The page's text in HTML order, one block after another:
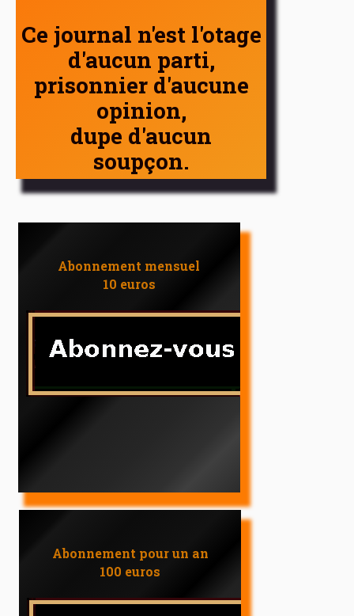
Ce journal n'est l'otage
d'aucun parti,
prisonnier d'aucune
opinion,
dupe d'aucun
soupçon.
Abonnement mensuel
10 euros
Abonnement pour un an
100 euros